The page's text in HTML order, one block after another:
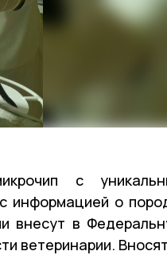
с
информацией о
внесут в
ветеринарии.